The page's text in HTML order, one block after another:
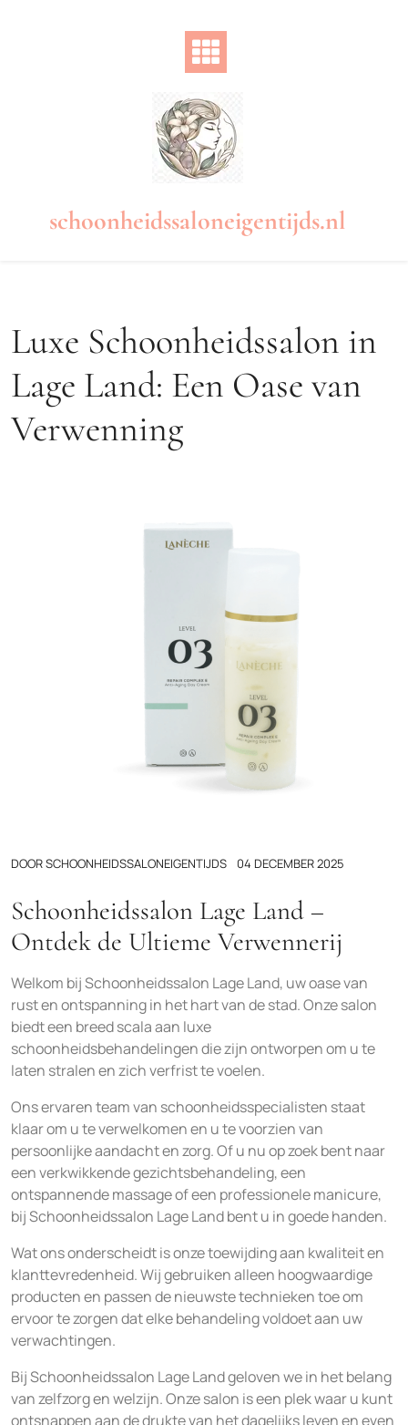
schoonheidssaloneigentijds.nl
Luxe Schoonheidssalon in
Lage Land: Een Oase van
Verwenning
DOORSCHOONHEIDSSALONEIGENTIJDS 04 DECEMBER 2025
Schoonheidssalon Lage Land –
Ontdek de Ultieme Verwennerij
Welkom bij Schoonheidssalon Lage Land, uw oase van
rust en ontspanning in het hart van de stad. Onze salon
biedt een breed scala aan luxe
schoonheidsbehandelingen die zijn ontworpen om u te
laten stralen en zich verfrist te voelen.
Ons ervaren team van schoonheidsspecialisten staat
klaar om u te verwelkomen en u te voorzien van
persoonlijke aandacht en zorg. Of u nu op zoek bent naar
een verkwikkende gezichtsbehandeling, een
ontspannende massage of een professionele manicure,
bij Schoonheidssalon Lage Land bent u in goede handen.
Wat ons onderscheidt is onze toewijding aan kwaliteit en
klanttevredenheid. Wij gebruiken alleen hoogwaardige
producten en passen de nieuwste technieken toe om
ervoor te zorgen dat elke behandeling voldoet aan uw
verwachtingen.
Bij Schoonheidssalon Lage Land geloven we in het belang
van zelfzorg en welzijn. Onze salon is een plek waar u kunt
ontsnappen aan de drukte van het dagelijks leven en even